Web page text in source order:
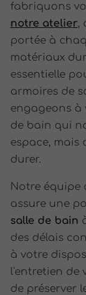
fabriquons
notre atelier,
portée à
matériaux
essentielle
armoires de
engageons à
de bain qui
espace,
durer.
Notre équipe
assure une
salle de bain
des délais
à votre
l'entretien de
de préserver